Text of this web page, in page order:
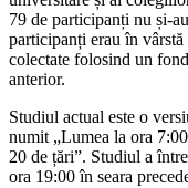
79 de participanți nu și-
participanți erau în
colectate folosind un
anterior.
Studiul actual este o
numit „Lumea la ora
20 de țări”. Studiul a
ora 19:00 în seara